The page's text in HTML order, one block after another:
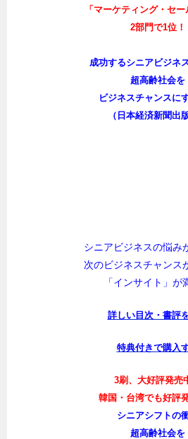
「マーケティング・セ
2部門で1位！
成功するシニアビジネ
超高齢社会を
ビジネスチャンスに
（日本経済新聞出
シニアビジネスの悩み
次のビジネスチャンス
「インサイト」が
詳しい目次・書評
特典付きで購入
3刷、大好評発売
韓国・台湾でも好評
シニアシフトの
超高齢社会を